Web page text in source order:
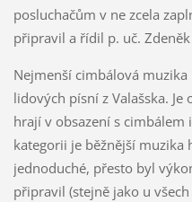
posluchačům v ne zcela
připravil a řídil p. uč. Zdeněk
Nejmenší cimbálová
lidových písní z Valašska.
hrají v obsazení s
kategorii je běžnější muzika
jednoduché, přesto byl
připravil (stejně jako u